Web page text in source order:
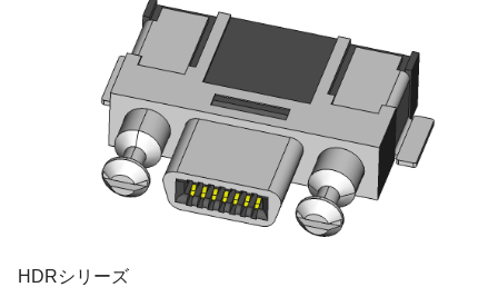
HDRシリーズ